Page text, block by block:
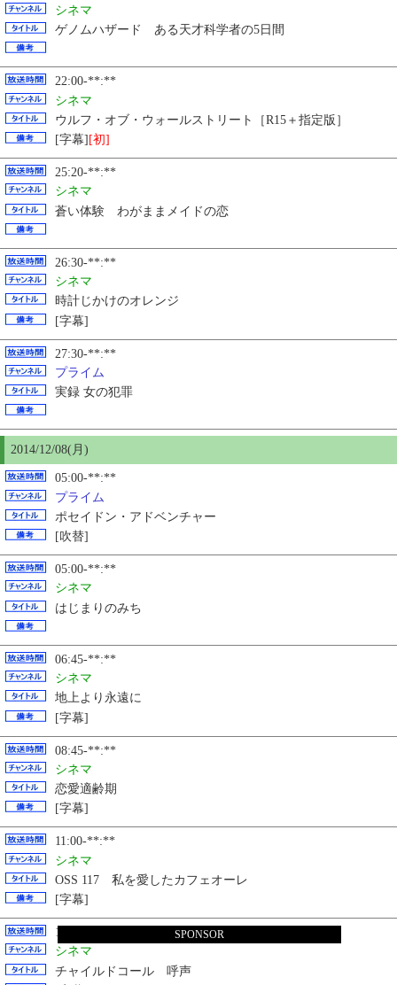
シネマ
ゲノムハザード ある天才科学者の5日間
22:00-**:**
シネマ
ウルフ・オブ・ウォールストリート［R15＋指定版］
[字幕] [初]
25:20-**:**
シネマ
蒼い体験 わがままメイドの恋
26:30-**:**
シネマ
時計じかけのオレンジ
[字幕]
27:30-**:**
プライム
実録 女の犯罪
2014/12/08(月)
05:00-**:**
プライム
ポセイドン・アドベンチャー
[吹替]
05:00-**:**
シネマ
はじまりのみち
06:45-**:**
シネマ
地上より永遠に
[字幕]
08:45-**:**
シネマ
恋愛適齢期
[字幕]
11:00-**:**
シネマ
OSS 117 私を愛したカフェオーレ
[字幕]
12:45-**:**
シネマ
チャイルドコール 呼声
SPONSOR